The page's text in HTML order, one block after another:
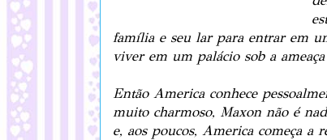
família e seu lar para entrar em
viver em um palácio sob a
Então America conhece
muito charmoso, Maxon não é
e, aos poucos, America começa